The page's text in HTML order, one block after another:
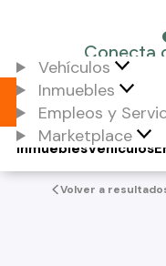
Vehículos
Inmuebles
Empleos y
Marketplace
Vehículos
Inmuebles
Volver a